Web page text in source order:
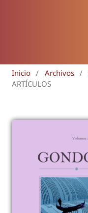
Inicio / Archivos /
ARTÍCULOS